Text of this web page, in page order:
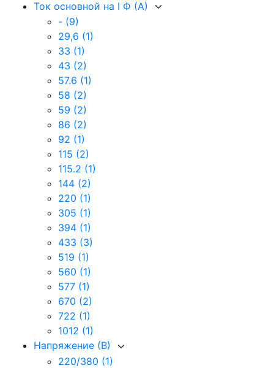
Ток основной на I Ф (А)
- (9)
29,6 (1)
33 (1)
43 (2)
57.6 (1)
58 (2)
59 (2)
86 (2)
92 (1)
115 (2)
115.2 (1)
144 (2)
220 (1)
305 (1)
394 (1)
433 (3)
519 (1)
560 (1)
577 (1)
670 (2)
722 (1)
1012 (1)
Напряжение (В)
220/380 (1)